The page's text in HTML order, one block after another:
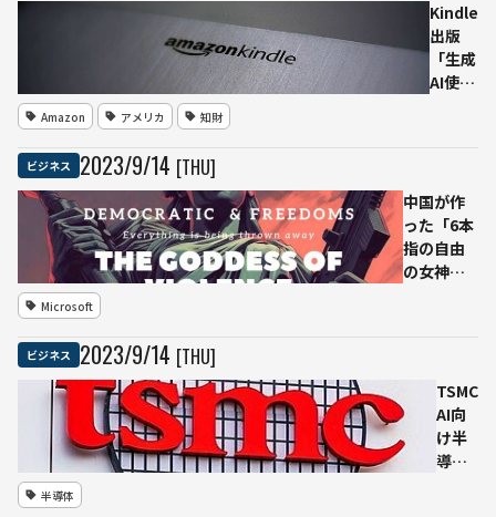
が急
成長
次点は
Bard
Kindle
出版
「生成
AI使っ
ライン
改訂
全米作
家協会
Amazon アメリカ 知財
ビジネス 2023/9/14 [THU]
中国が作
った「6本
指の自由
の女神」
介入か
Microsoft
が警鐘
Microsoft
ビジネス 2023/9/14 [THU]
TSMC
AI向
け半
導体
半導体